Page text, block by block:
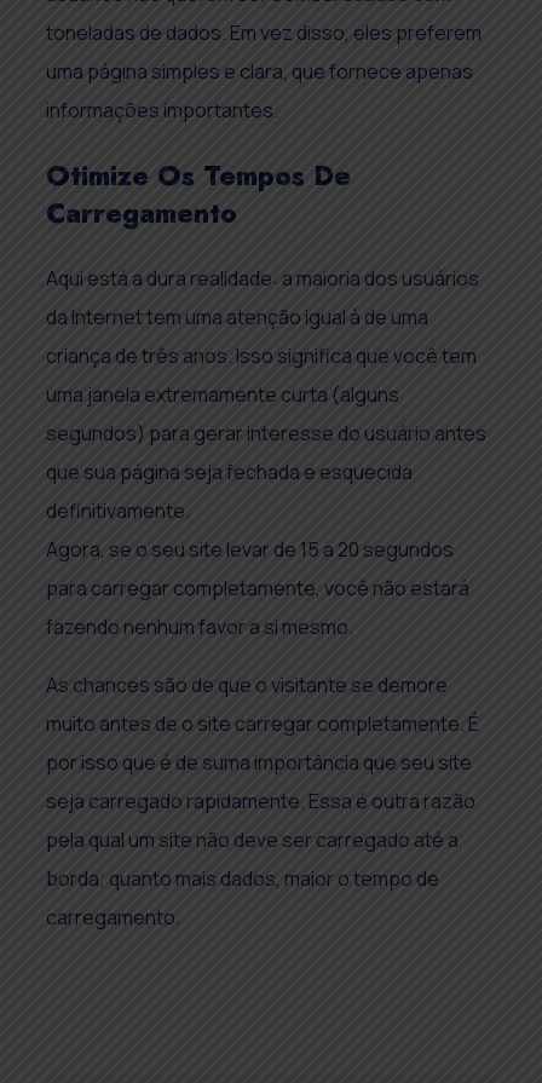
toneladas de dados. Em vez disso, eles preferem
uma página simples e clara, que fornece apenas
informações importantes.
Otimize Os Tempos De
Carregamento
Aqui está a dura realidade: a maioria dos usuários
da Internet tem uma atenção igual à de uma
criança de três anos. Isso significa que você tem
uma janela extremamente curta (alguns
segundos) para gerar interesse do usuário antes
que sua página seja fechada e esquecida
definitivamente.
Agora, se o seu site levar de 15 a 20 segundos
para carregar completamente, você não estará
fazendo nenhum favor a si mesmo.
As chances são de que o visitante se demore
muito antes de o site carregar completamente. É
por isso que é de suma importância que seu site
seja carregado rapidamente. Essa é outra razão
pela qual um site não deve ser carregado até a
borda; quanto mais dados, maior o tempo de
carregamento.